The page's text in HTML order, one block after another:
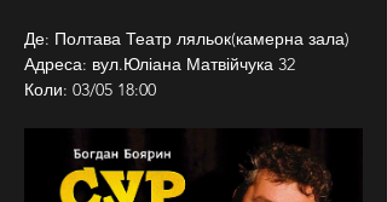
Де: Полтава Театр ляльок(камерна зала)
Адреса: вул.Юліана Матвійчука 32
Коли: 03/05 18:00